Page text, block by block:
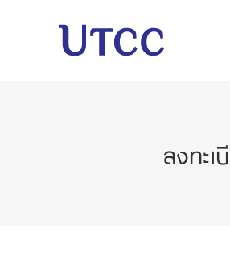
ลงทะ